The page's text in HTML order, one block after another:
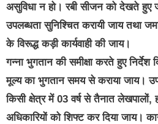
असुविधा न हो। रबी सीजन को देखते हुए
उपलब्धता सुनिश्चित करायी जाय तथा
के विरूद्ध कड़ी कार्यवाही की जाय।
गन्ना भुगतान की समीक्षा करते हुए निर्देश
मूल्य का भुगतान समय से कराया जाय। उप
किसी क्षेत्र में 03 वर्ष से तैनात लेखपालों,
अधिकारियों को शिफ्ट कर दिया जाय।